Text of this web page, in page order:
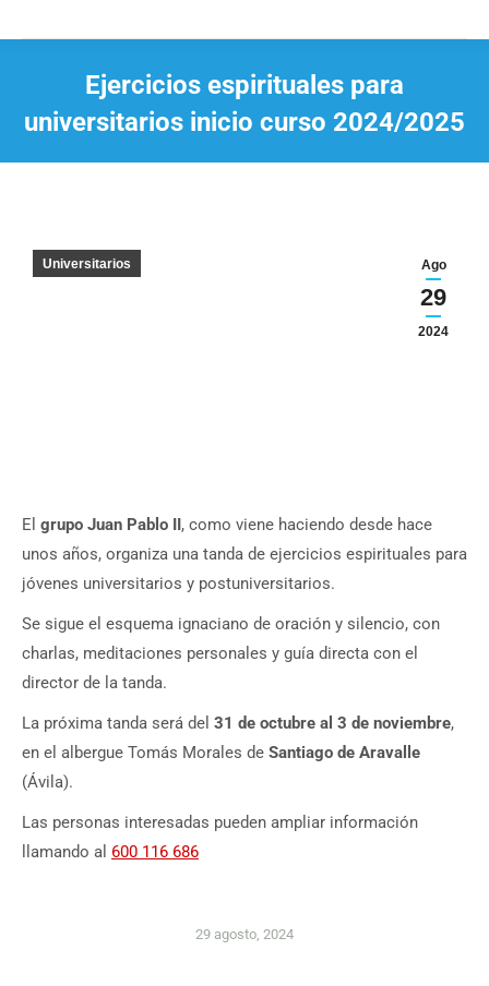
Ejercicios espirituales para
universitarios inicio curso 2024/2025
Ago
29
2024
Universitarios
El grupo Juan Pablo II, como viene haciendo desde hace
unos años, organiza una tanda de ejercicios espirituales para
jóvenes universitarios y postuniversitarios.
Se sigue el esquema ignaciano de oración y silencio, con
charlas, meditaciones personales y guía directa con el
director de la tanda.
La próxima tanda será del 31 de octubre al 3 de noviembre,
en el albergue Tomás Morales de Santiago de Aravalle
(Ávila).
Las personas interesadas pueden ampliar información
llamando al 600 116 686
29 agosto, 2024